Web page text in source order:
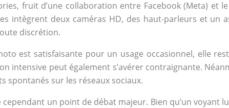
fruit d’une collaboration entre Facebook (Meta)
intègrent deux caméras HD, des haut-parleurs et
discrétion.
est satisfaisante pour un usage occasionnel, elle
intensive peut également s’avérer contraignante.
spontanés sur les réseaux sociaux.
un point de débat majeur. Bien qu’un voyant